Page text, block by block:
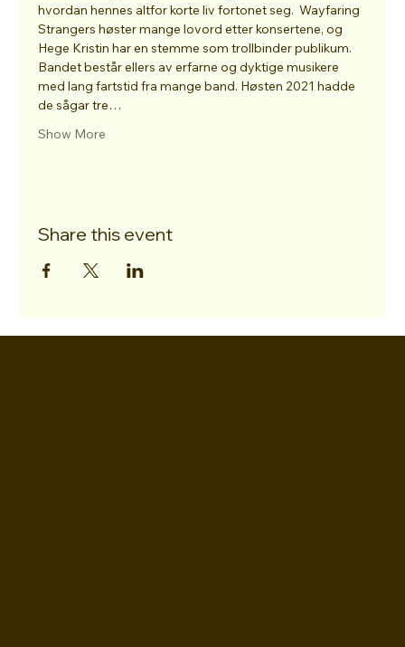
hvordan hennes altfor korte liv fortonet seg.  Wayfaring
Strangers høster mange lovord etter konsertene, og
Hege Kristin har en stemme som trollbinder publikum.
Bandet består ellers av erfarne og dyktige musikere
med lang fartstid fra mange band. Høsten 2021 hadde
de sågar tre…
Show More
Share this event